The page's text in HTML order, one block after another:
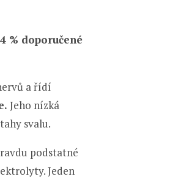
% doporučené
a řídí
Jeho nízká
svalu.
podstatné
Jeden